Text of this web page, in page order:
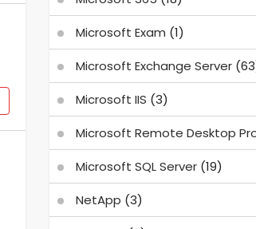
Microsoft Exam (1)
Microsoft Exchange Server
Microsoft IIS (3)
Microsoft Remote Desktop
Microsoft SQL Server(19)
NetApp (3)